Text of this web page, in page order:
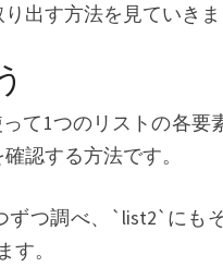
出す方法を見ていきま
て1つのリストの各要
認する方法です。
つ調べ、`list2`にも
。